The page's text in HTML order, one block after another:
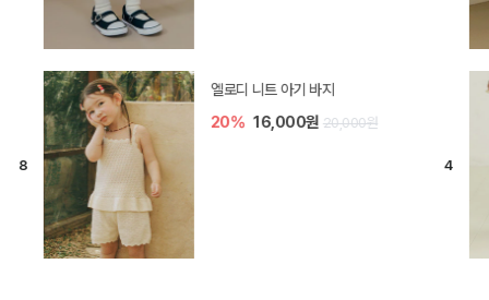
엘로디 니트 아기 바지
20% 16,000원 20,000원